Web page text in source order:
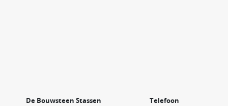
De Bouwsteen Stassen
Telefoon